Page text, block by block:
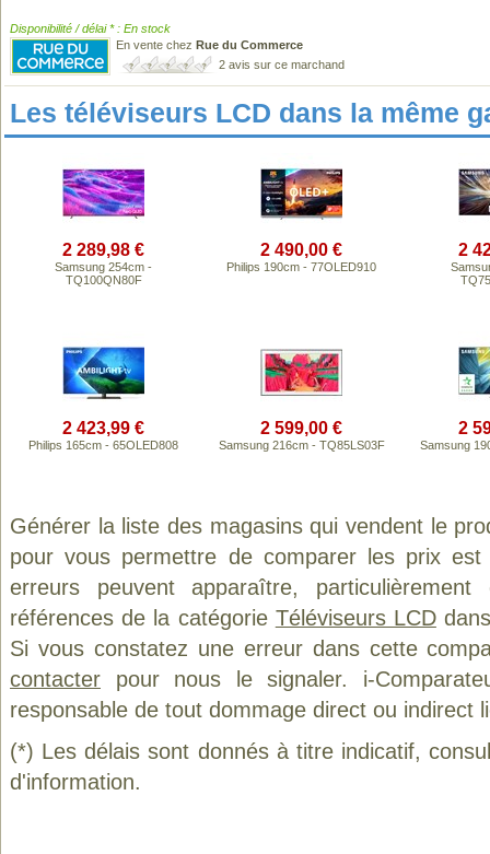
Disponibilité / délai * : En stock
En vente chez Rue du Commerce
2 avis sur ce marchand
Les téléviseurs LCD dans la même
2 289,98 €
Samsung 254cm -
TQ100QN80F
2 490,00 €
Philips 190cm - 77OLED910
2
2 423,99 €
Philips 165cm - 65OLED808
2 599,00 €
Samsung 216cm - TQ85LS03F
2
Samsung
Générer la liste des magasins qui vendent le
pour vous permettre de comparer les prix
erreurs peuvent apparaître,
références de la catégorie Téléviseurs LCD
Si vous constatez une erreur dans cette
contacter pour nous le signaler. i-
responsable de tout dommage direct ou indirect
(*) Les délais sont donnés à titre indicatif,
d'information.